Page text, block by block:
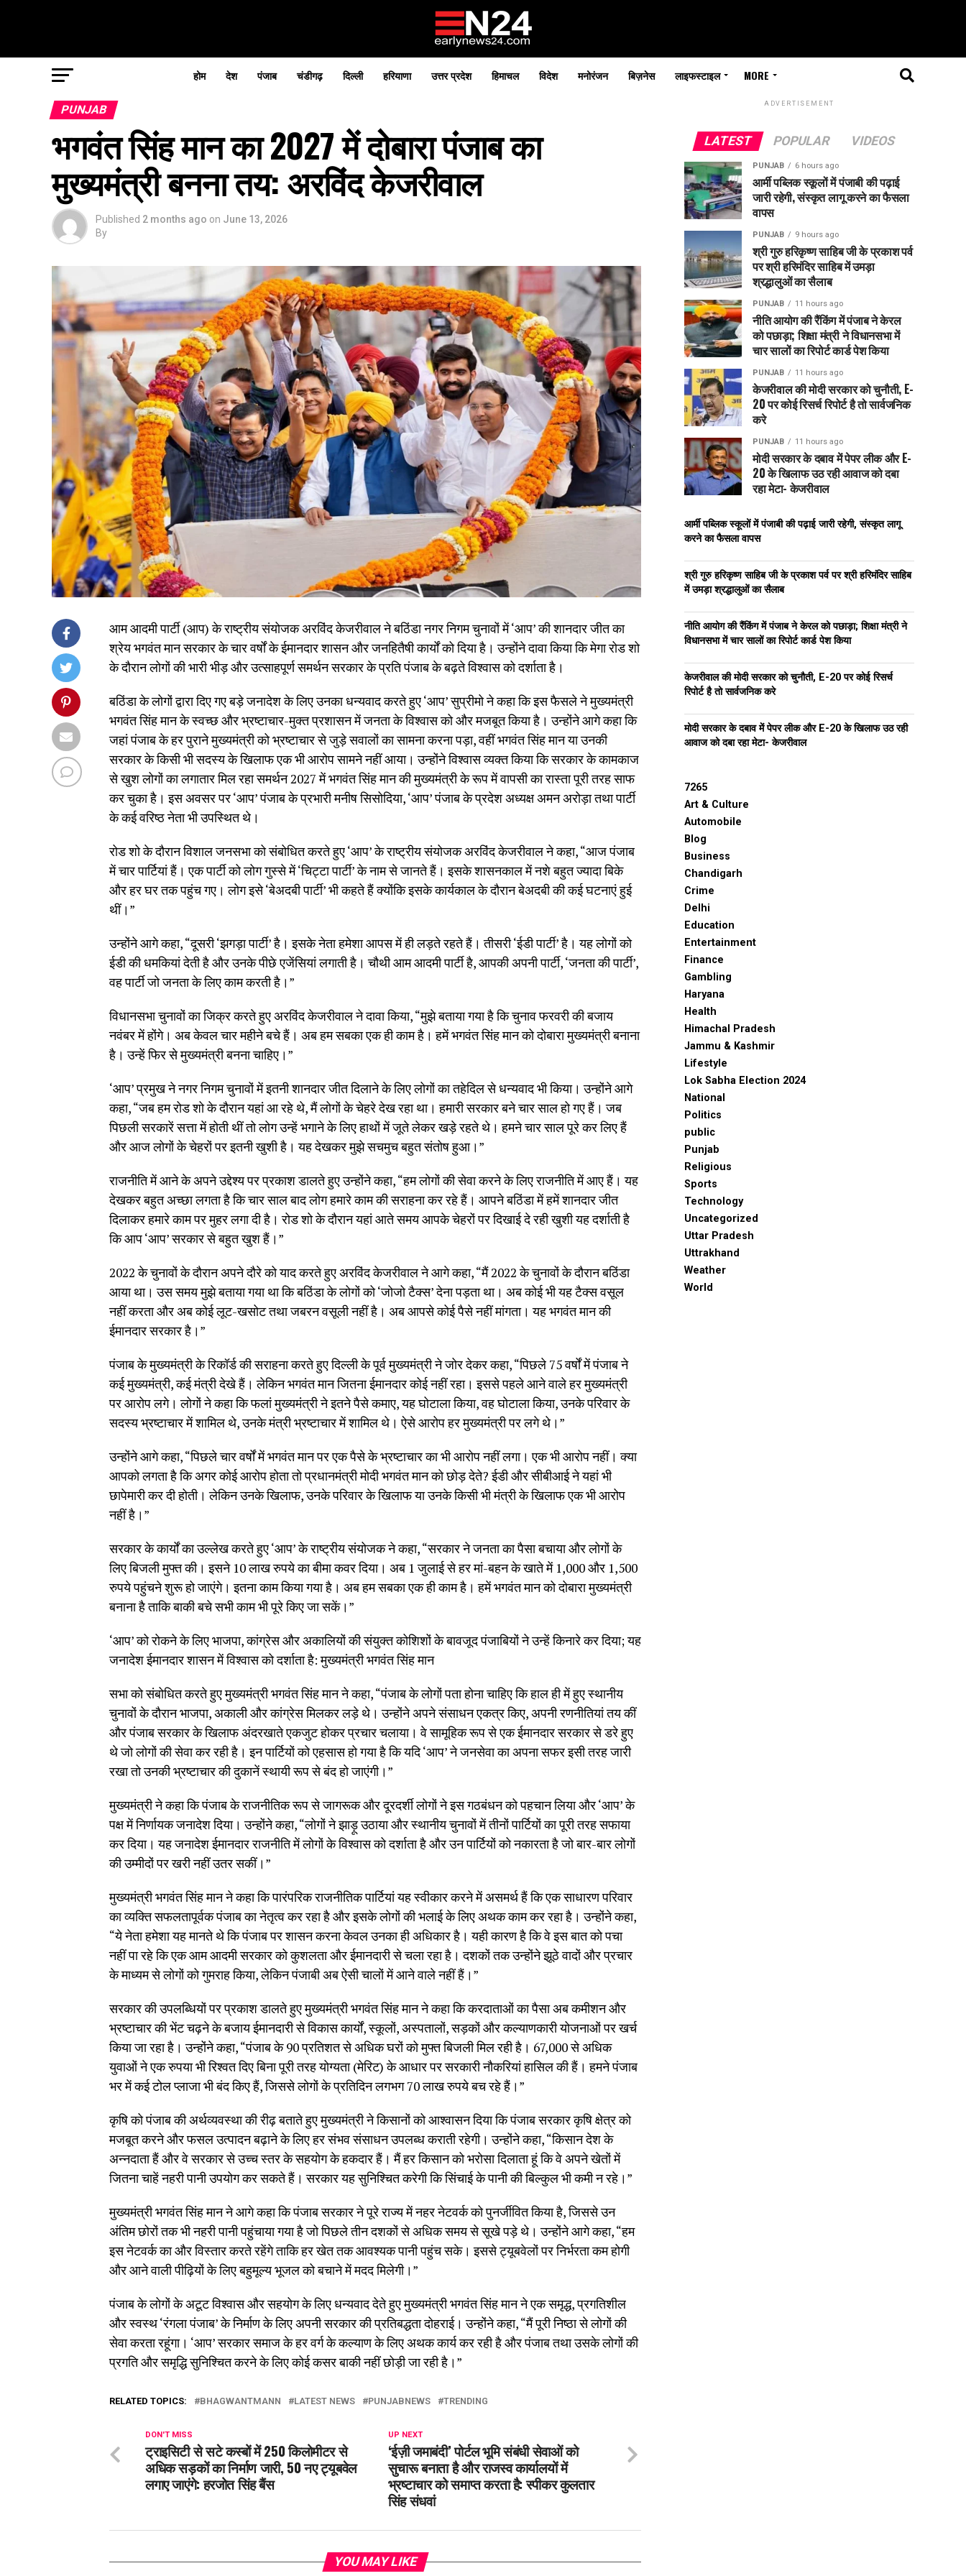
होम देश पंजाब चंडीगढ़ दिल्ली हरियाणा उत्तर प्रदेश हिमाचल विदेश मनोरंजन बिज़नेस लाइफस्टाइल MORE
PUNJAB
भगवंत सिंह मान का 2027 में दोबारा पंजाब का
मुख्यमंत्री बनना तय: अरविंद केजरीवाल
Published 2 months ago on June 13, 2026
By
आम आदमी पार्टी (आप) के राष्ट्रीय संयोजक अरविंद केजरीवाल ने बठिंडा नगर निगम चुनावों में ‘आप’ की शानदार जीत का
श्रेय भगवंत मान सरकार के चार वर्षों के ईमानदार शासन और जनहितैषी कार्यों को दिया है। उन्होंने दावा किया कि मेगा रोड शो
के दौरान लोगों की भारी भीड़ और उत्साहपूर्ण समर्थन सरकार के प्रति पंजाब के बढ़ते विश्वास को दर्शाता है।
बठिंडा के लोगों द्वारा दिए गए बड़े जनादेश के लिए उनका धन्यवाद करते हुए ‘आप’ सुप्रीमो ने कहा कि इस फैसले ने मुख्यमंत्री
भगवंत सिंह मान के स्वच्छ और भ्रष्टाचार-मुक्त प्रशासन में जनता के विश्वास को और मजबूत किया है। उन्होंने आगे कहा कि
जहां पंजाब के हर पुराने मुख्यमंत्री को भ्रष्टाचार से जुड़े सवालों का सामना करना पड़ा, वहीं भगवंत सिंह मान या उनकी
सरकार के किसी भी सदस्य के खिलाफ एक भी आरोप सामने नहीं आया। उन्होंने विश्वास व्यक्त किया कि सरकार के कामकाज
से खुश लोगों का लगातार मिल रहा समर्थन 2027 में भगवंत सिंह मान की मुख्यमंत्री के रूप में वापसी का रास्ता पूरी तरह साफ
कर चुका है। इस अवसर पर ‘आप’ पंजाब के प्रभारी मनीष सिसोदिया, ‘आप’ पंजाब के प्रदेश अध्यक्ष अमन अरोड़ा तथा पार्टी
के कई वरिष्ठ नेता भी उपस्थित थे।
रोड शो के दौरान विशाल जनसभा को संबोधित करते हुए ‘आप’ के राष्ट्रीय संयोजक अरविंद केजरीवाल ने कहा, “आज पंजाब
में चार पार्टियां हैं। एक पार्टी को लोग गुस्से में ‘चिट्टा पार्टी’ के नाम से जानते हैं। इसके शासनकाल में नशे बहुत ज्यादा बिके
और हर घर तक पहुंच गए। लोग इसे ‘बेअदबी पार्टी’ भी कहते हैं क्योंकि इसके कार्यकाल के दौरान बेअदबी की कई घटनाएं हुई
थीं।”
उन्होंने आगे कहा, “दूसरी ‘झगड़ा पार्टी’ है। इसके नेता हमेशा आपस में ही लड़ते रहते हैं। तीसरी ‘ईडी पार्टी’ है। यह लोगों को
ईडी की धमकियां देती है और उनके पीछे एजेंसियां लगाती है। चौथी आम आदमी पार्टी है, आपकी अपनी पार्टी, ‘जनता की पार्टी’,
वह पार्टी जो जनता के लिए काम करती है।”
विधानसभा चुनावों का जिक्र करते हुए अरविंद केजरीवाल ने दावा किया, “मुझे बताया गया है कि चुनाव फरवरी की बजाय
नवंबर में होंगे। अब केवल चार महीने बचे हैं। अब हम सबका एक ही काम है। हमें भगवंत सिंह मान को दोबारा मुख्यमंत्री बनाना
है। उन्हें फिर से मुख्यमंत्री बनना चाहिए।”
‘आप’ प्रमुख ने नगर निगम चुनावों में इतनी शानदार जीत दिलाने के लिए लोगों का तहेदिल से धन्यवाद भी किया। उन्होंने आगे
कहा, “जब हम रोड शो के दौरान यहां आ रहे थे, मैं लोगों के चेहरे देख रहा था। हमारी सरकार बने चार साल हो गए हैं। जब
पिछली सरकारें सत्ता में होती थीं तो लोग उन्हें भगाने के लिए हाथों में जूते लेकर खड़े रहते थे। हमने चार साल पूरे कर लिए हैं
और आज लोगों के चेहरों पर इतनी खुशी है। यह देखकर मुझे सचमुच बहुत संतोष हुआ।”
राजनीति में आने के अपने उद्देश्य पर प्रकाश डालते हुए उन्होंने कहा, “हम लोगों की सेवा करने के लिए राजनीति में आए हैं। यह
देखकर बहुत अच्छा लगता है कि चार साल बाद लोग हमारे काम की सराहना कर रहे हैं। आपने बठिंडा में हमें शानदार जीत
दिलाकर हमारे काम पर मुहर लगा दी है। रोड शो के दौरान यहां आते समय आपके चेहरों पर दिखाई दे रही खुशी यह दर्शाती है
कि आप ‘आप’ सरकार से बहुत खुश हैं।”
2022 के चुनावों के दौरान अपने दौरे को याद करते हुए अरविंद केजरीवाल ने आगे कहा, “मैं 2022 के चुनावों के दौरान बठिंडा
आया था। उस समय मुझे बताया गया था कि बठिंडा के लोगों को ‘जोजो टैक्स’ देना पड़ता था। अब कोई भी यह टैक्स वसूल
नहीं करता और अब कोई लूट-खसोट तथा जबरन वसूली नहीं है। अब आपसे कोई पैसे नहीं मांगता। यह भगवंत मान की
ईमानदार सरकार है।”
पंजाब के मुख्यमंत्री के रिकॉर्ड की सराहना करते हुए दिल्ली के पूर्व मुख्यमंत्री ने जोर देकर कहा, “पिछले 75 वर्षों में पंजाब ने
कई मुख्यमंत्री, कई मंत्री देखे हैं। लेकिन भगवंत मान जितना ईमानदार कोई नहीं रहा। इससे पहले आने वाले हर मुख्यमंत्री
पर आरोप लगे। लोगों ने कहा कि फलां मुख्यमंत्री ने इतने पैसे कमाए, यह घोटाला किया, वह घोटाला किया, उनके परिवार के
सदस्य भ्रष्टाचार में शामिल थे, उनके मंत्री भ्रष्टाचार में शामिल थे। ऐसे आरोप हर मुख्यमंत्री पर लगे थे।”
उन्होंने आगे कहा, “पिछले चार वर्षों में भगवंत मान पर एक पैसे के भ्रष्टाचार का भी आरोप नहीं लगा। एक भी आरोप नहीं। क्या
आपको लगता है कि अगर कोई आरोप होता तो प्रधानमंत्री मोदी भगवंत मान को छोड़ देते? ईडी और सीबीआई ने यहां भी
छापेमारी कर दी होती। लेकिन उनके खिलाफ, उनके परिवार के खिलाफ या उनके किसी भी मंत्री के खिलाफ एक भी आरोप
नहीं है।”
सरकार के कार्यों का उल्लेख करते हुए ‘आप’ के राष्ट्रीय संयोजक ने कहा, “सरकार ने जनता का पैसा बचाया और लोगों के
लिए बिजली मुफ्त की। इसने 10 लाख रुपये का बीमा कवर दिया। अब 1 जुलाई से हर मां-बहन के खाते में 1,000 और 1,500
रुपये पहुंचने शुरू हो जाएंगे। इतना काम किया गया है। अब हम सबका एक ही काम है। हमें भगवंत मान को दोबारा मुख्यमंत्री
बनाना है ताकि बाकी बचे सभी काम भी पूरे किए जा सकें।”
‘आप’ को रोकने के लिए भाजपा, कांग्रेस और अकालियों की संयुक्त कोशिशों के बावजूद पंजाबियों ने उन्हें किनारे कर दिया; यह
जनादेश ईमानदार शासन में विश्वास को दर्शाता है: मुख्यमंत्री भगवंत सिंह मान
सभा को संबोधित करते हुए मुख्यमंत्री भगवंत सिंह मान ने कहा, “पंजाब के लोगों पता होना चाहिए कि हाल ही में हुए स्थानीय
चुनावों के दौरान भाजपा, अकाली और कांग्रेस मिलकर लड़े थे। उन्होंने अपने संसाधन एकत्र किए, अपनी रणनीतियां तय कीं
और पंजाब सरकार के खिलाफ अंदरखाते एकजुट होकर प्रचार चलाया। वे सामूहिक रूप से एक ईमानदार सरकार से डरे हुए
थे जो लोगों की सेवा कर रही है। इन पार्टियों को एहसास हो गया है कि यदि ‘आप’ ने जनसेवा का अपना सफर इसी तरह जारी
रखा तो उनकी भ्रष्टाचार की दुकानें स्थायी रूप से बंद हो जाएंगी।”
मुख्यमंत्री ने कहा कि पंजाब के राजनीतिक रूप से जागरूक और दूरदर्शी लोगों ने इस गठबंधन को पहचान लिया और ‘आप’ के
पक्ष में निर्णायक जनादेश दिया। उन्होंने कहा, “लोगों ने झाड़ू उठाया और स्थानीय चुनावों में तीनों पार्टियों का पूरी तरह सफाया
कर दिया। यह जनादेश ईमानदार राजनीति में लोगों के विश्वास को दर्शाता है और उन पार्टियों को नकारता है जो बार-बार लोगों
की उम्मीदों पर खरी नहीं उतर सकीं।”
मुख्यमंत्री भगवंत सिंह मान ने कहा कि पारंपरिक राजनीतिक पार्टियां यह स्वीकार करने में असमर्थ हैं कि एक साधारण परिवार
का व्यक्ति सफलतापूर्वक पंजाब का नेतृत्व कर रहा है और इसके लोगों की भलाई के लिए अथक काम कर रहा है। उन्होंने कहा,
“ये नेता हमेशा यह मानते थे कि पंजाब पर शासन करना केवल उनका ही अधिकार है। यही कारण है कि वे इस बात को पचा
नहीं पा रहे कि एक आम आदमी सरकार को कुशलता और ईमानदारी से चला रहा है। दशकों तक उन्होंने झूठे वादों और प्रचार
के माध्यम से लोगों को गुमराह किया, लेकिन पंजाबी अब ऐसी चालों में आने वाले नहीं हैं।”
सरकार की उपलब्धियों पर प्रकाश डालते हुए मुख्यमंत्री भगवंत सिंह मान ने कहा कि करदाताओं का पैसा अब कमीशन और
भ्रष्टाचार की भेंट चढ़ने के बजाय ईमानदारी से विकास कार्यों, स्कूलों, अस्पतालों, सड़कों और कल्याणकारी योजनाओं पर खर्च
किया जा रहा है। उन्होंने कहा, “पंजाब के 90 प्रतिशत से अधिक घरों को मुफ्त बिजली मिल रही है। 67,000 से अधिक
युवाओं ने एक रुपया भी रिश्वत दिए बिना पूरी तरह योग्यता (मेरिट) के आधार पर सरकारी नौकरियां हासिल की हैं। हमने पंजाब
भर में कई टोल प्लाजा भी बंद किए हैं, जिससे लोगों के प्रतिदिन लगभग 70 लाख रुपये बच रहे हैं।”
कृषि को पंजाब की अर्थव्यवस्था की रीढ़ बताते हुए मुख्यमंत्री ने किसानों को आश्वासन दिया कि पंजाब सरकार कृषि क्षेत्र को
मजबूत करने और फसल उत्पादन बढ़ाने के लिए हर संभव संसाधन उपलब्ध कराती रहेगी। उन्होंने कहा, “किसान देश के
अन्नदाता हैं और वे सरकार से उच्च स्तर के सहयोग के हकदार हैं। मैं हर किसान को भरोसा दिलाता हूं कि वे अपने खेतों में
जितना चाहें नहरी पानी उपयोग कर सकते हैं। सरकार यह सुनिश्चित करेगी कि सिंचाई के पानी की बिल्कुल भी कमी न रहे।”
मुख्यमंत्री भगवंत सिंह मान ने आगे कहा कि पंजाब सरकार ने पूरे राज्य में नहर नेटवर्क को पुनर्जीवित किया है, जिससे उन
अंतिम छोरों तक भी नहरी पानी पहुंचाया गया है जो पिछले तीन दशकों से अधिक समय से सूखे पड़े थे। उन्होंने आगे कहा, “हम
इस नेटवर्क का और विस्तार करते रहेंगे ताकि हर खेत तक आवश्यक पानी पहुंच सके। इससे ट्यूबवेलों पर निर्भरता कम होगी
और आने वाली पीढ़ियों के लिए बहुमूल्य भूजल को बचाने में मदद मिलेगी।”
पंजाब के लोगों के अटूट विश्वास और सहयोग के लिए धन्यवाद देते हुए मुख्यमंत्री भगवंत सिंह मान ने एक समृद्ध, प्रगतिशील
और स्वस्थ ‘रंगला पंजाब’ के निर्माण के लिए अपनी सरकार की प्रतिबद्धता दोहराई। उन्होंने कहा, “मैं पूरी निष्ठा से लोगों की
सेवा करता रहूंगा। ‘आप’ सरकार समाज के हर वर्ग के कल्याण के लिए अथक कार्य कर रही है और पंजाब तथा उसके लोगों की
प्रगति और समृद्धि सुनिश्चित करने के लिए कोई कसर बाकी नहीं छोड़ी जा रही है।”
RELATED TOPICS: BHAGWANTMANN LATEST NEWS PUNJABNEWS TRENDING
UP NEXT
‘ईज़ी जमाबंदी’ पोर्टल भूमि संबंधी सेवाओं को
सुचारू बनाता है और राजस्व कार्यालयों में
भ्रष्टाचार को समाप्त करता है: स्पीकर कुलतार
सिंह संधवां
DON'T MISS
ट्राइसिटी से सटे कस्बों में 250 किलोमीटर से
अधिक सड़कों का निर्माण जारी, 50 नए ट्यूबवेल
लगाए जाएंगे: हरजोत सिंह बैंस
YOU MAY LIKE
ADVERTISEMENT
LATEST POPULAR VIDEOS
PUNJAB 6 hours ago
आर्मी पब्लिक स्कूलों में पंजाबी की पढ़ाई
जारी रहेगी, संस्कृत लागू करने का फैसला
वापस
PUNJAB 9 hours ago
श्री गुरु हरिकृष्ण साहिब जी के प्रकाश पर्व
पर श्री हरिमंदिर साहिब में उमड़ा
श्रद्धालुओं का सैलाब
PUNJAB 11 hours ago
नीति आयोग की रैंकिंग में पंजाब ने केरल
को पछाड़ा; शिक्षा मंत्री ने विधानसभा में
चार सालों का रिपोर्ट कार्ड पेश किया
PUNJAB 11 hours ago
केजरीवाल की मोदी सरकार को चुनौती, E-
20 पर कोई रिसर्च रिपोर्ट है तो सार्वजनिक
करे
PUNJAB 11 hours ago
मोदी सरकार के दबाव में पेपर लीक और E-
20 के खिलाफ उठ रही आवाज को दबा
रहा मेटा- केजरीवाल
आर्मी पब्लिक स्कूलों में पंजाबी की पढ़ाई जारी रहेगी, संस्कृत लागू
करने का फैसला वापस
श्री गुरु हरिकृष्ण साहिब जी के प्रकाश पर्व पर श्री हरिमंदिर साहिब
में उमड़ा श्रद्धालुओं का सैलाब
नीति आयोग की रैंकिंग में पंजाब ने केरल को पछाड़ा; शिक्षा मंत्री ने
विधानसभा में चार सालों का रिपोर्ट कार्ड पेश किया
केजरीवाल की मोदी सरकार को चुनौती, E-20 पर कोई रिसर्च
रिपोर्ट है तो सार्वजनिक करे
मोदी सरकार के दबाव में पेपर लीक और E-20 के खिलाफ उठ रही
आवाज को दबा रहा मेटा- केजरीवाल
7265
Art & Culture
Automobile
Blog
Business
Chandigarh
Crime
Delhi
Education
Entertainment
Finance
Gambling
Haryana
Health
Himachal Pradesh
Jammu & Kashmir
Lifestyle
Lok Sabha Election 2024
National
Politics
public
Punjab
Religious
Sports
Technology
Uncategorized
Uttar Pradesh
Uttrakhand
Weather
World